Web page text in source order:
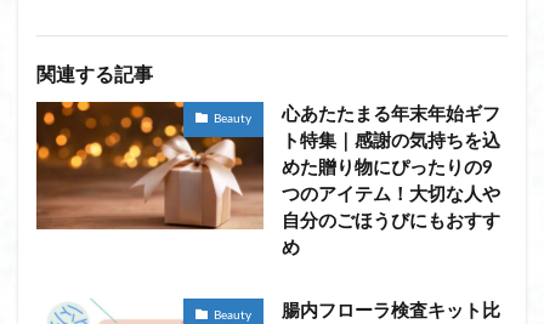
関連する記事
Beauty
心あたたまる年末年始ギフ
ト特集｜感謝の気持ちを込
めた贈り物にぴったりの9
つのアイテム！大切な人や
自分のごほうびにもおすす
め
Beauty
腸内フローラ検査キット比